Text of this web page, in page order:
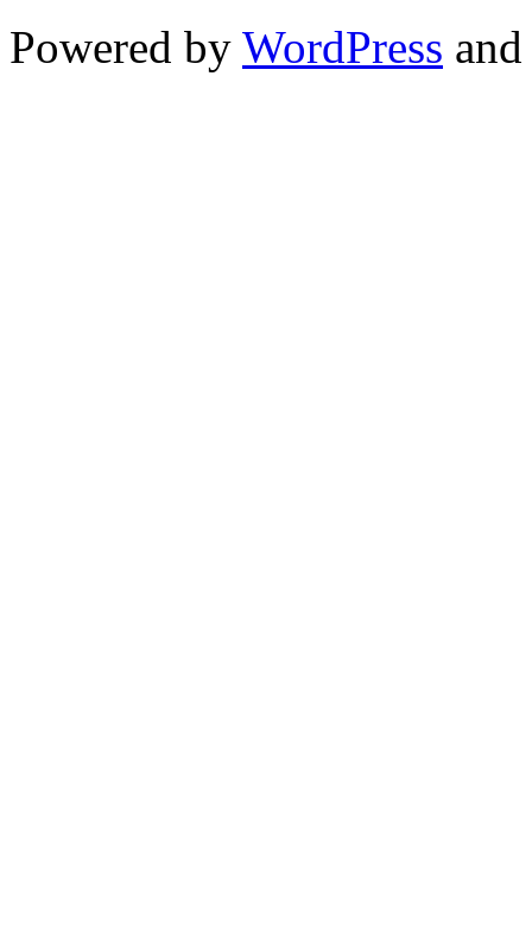
Powered by WordPress